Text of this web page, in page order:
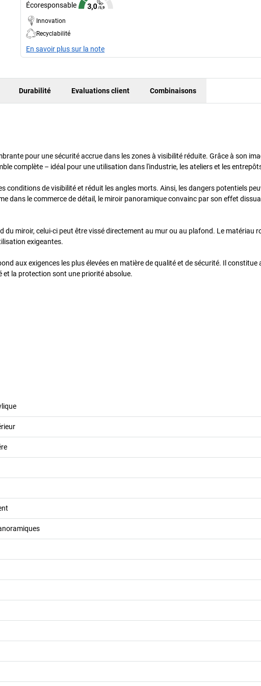
Écoresponsable
Innovation
Recyclabilité
En savoir plus sur la note
Durabilité Evaluations client Combinaisons
pour une sécurité accrue dans les zones à visibilité réduite. Grâce à son
complète – idéal pour une utilisation dans l'industrie, les ateliers et les
conditions de visibilité et réduit les angles morts. Ainsi, les dangers potentiels
dans le commerce de détail, le miroir panoramique convainc par son effet
du miroir, celui-ci peut être vissé directement au mur ou au plafond. Le matériau
exigeantes.
aux exigences les plus élevées en matière de qualité et de sécurité. Il constitue
la protection sont une priorité absolue.